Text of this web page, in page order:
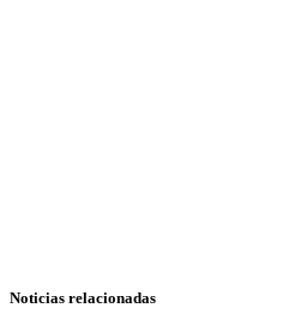
Noticias relacionadas